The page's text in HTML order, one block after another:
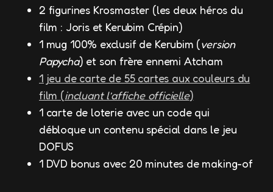
2 figurines Krosmaster (les deux héros du
film : Joris et Kerubim Crépin)
1 mug 100% exclusif de Kerubim (version
Papycha) et son frère ennemi Atcham
1 jeu de carte de 55 cartes aux couleurs du
film (incluant l’affiche officielle)
1 carte de loterie avec un code qui
débloque un contenu spécial dans le jeu
DOFUS
1 DVD bonus avec 20 minutes de making-of